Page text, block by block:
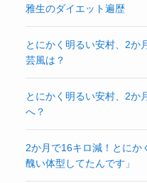
雅生のダイエット遍歴
とにかく明るい安村、2
芸風は？
とにかく明るい安村、2か
へ？
2か月で16キロ減！とにか
醜い体型してたんです」